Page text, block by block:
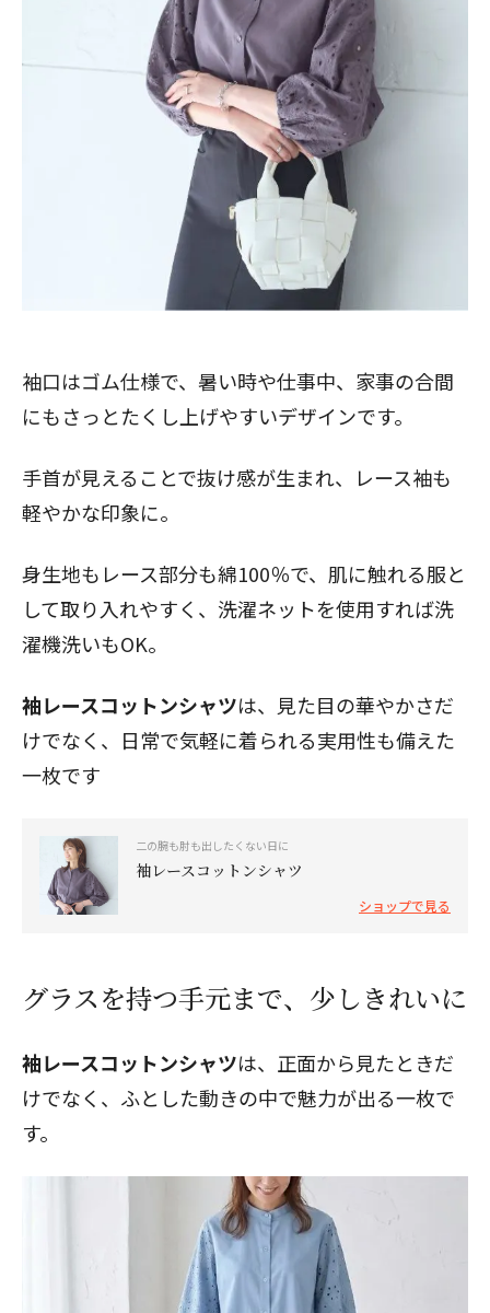
袖口はゴム仕様で、暑い時や仕事中、家事の合間
にもさっとたくし上げやすいデザインです。
手首が見えることで抜け感が生まれ、レース袖も
軽やかな印象に。
身生地もレース部分も綿100％で、肌に触れる服と
して取り入れやすく、洗濯ネットを使用すれば洗
濯機洗いもOK。
袖レースコットンシャツは、見た目の華やかさだ
けでなく、日常で気軽に着られる実用性も備えた
一枚です
二の腕も肘も出したくない日に
袖レースコットンシャツ
ショップで見る
グラスを持つ手元まで、少しきれいに
袖レースコットンシャツは、正面から見たときだ
けでなく、ふとした動きの中で魅力が出る一枚で
す。